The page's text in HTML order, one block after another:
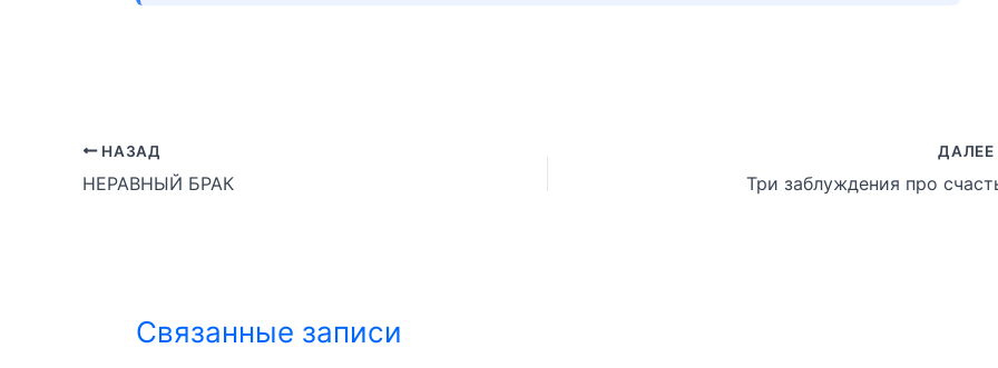
НАЗАД
НЕРАВНЫЙ БРАК
ДАЛЕЕ
Три заблуждения про
Связанные записи